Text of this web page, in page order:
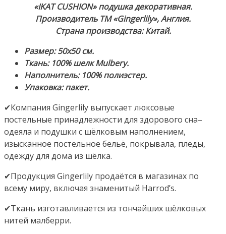
«IKAT CUSHION»подушка декоративная.
Производитель ТМ «Gingerlily», Англия.
Страна производства: Китай.
Размер: 50х50 см.
Ткань: 100% шелк Mulbery.
Наполнитель: 100% полиэстер.
Упаковка: пакет.
✔Компания Gingerlily выпускает люксовые
постельные принадлежности для здорового сна–
одеяла и подушки с шёлковым наполнением,
изысканное постельное бельё, покрывала, пледы,
одежду для дома из шёлка.
✔Продукция Gingerlily продаётся в магазинах по
всему миру, включая знаменитый Harrod’s.
✔Ткань изготавливается из тончайших шёлковых
нитей малберри.